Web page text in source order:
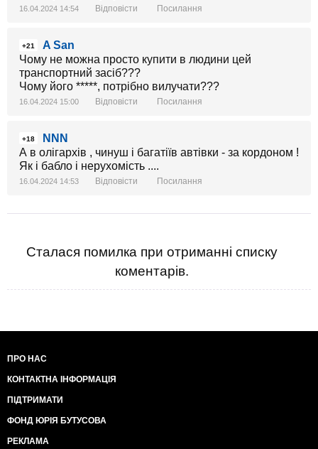
16.04.2024 14:54 Відповісти Посилання
+21
A San
Чому не можна просто купити в людини цей
транспортний засіб???
Чому його *****, потрібно вилучати???
16.04.2024 15:00 Відповісти Посилання
+18
NNN
А в олігархів , чинуш і багатіїв автівки - за кордоном !
Як і бабло і нерухомість ....
16.04.2024 14:53 Відповісти Посилання
Сталася помилка при отриманні списку
коментарів.
ПРО НАС
КОНТАКТНА ІНФОРМАЦІЯ
ПІДТРИМАТИ
ФОНД ЮРІЯ БУТУСОВА
РЕКЛАМА